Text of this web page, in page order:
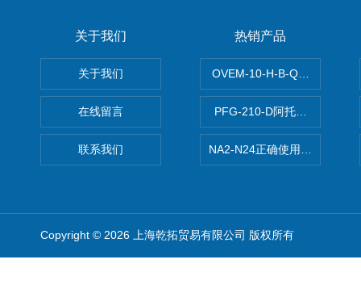
关于我们
关于我们
在线留言
联系我们
热销产品
OVEM-10-H-B-QO-CE-N-2P
PFG-210-D阿托斯ATOS电
NA2-N24正确使用松下安全光
Copyright © 2026 上海乾拓贸易有限公司 版权所有